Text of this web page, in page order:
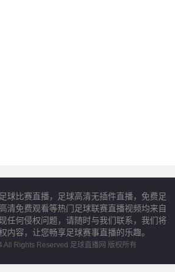
球比赛直播，足球高清无插件直播，免费足
清免费观看等热门足球联赛直播视频均来自
任何侵权问题，请随时与我们联系，我们将
内容，让您畅享足球赛事直播的乐趣。
All Rights Reserved 足球直播网 版权所有